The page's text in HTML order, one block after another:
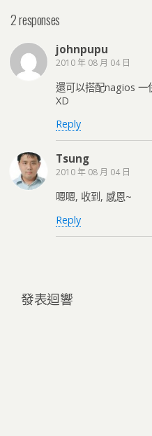
2 responses
johnpupu
2010 年 08 月 04 日
還可以搭配nagios 一
XD
Reply
Tsung
2010 年 08 月 04 日
嗯嗯, 收到, 感恩~
Reply
發表迴響